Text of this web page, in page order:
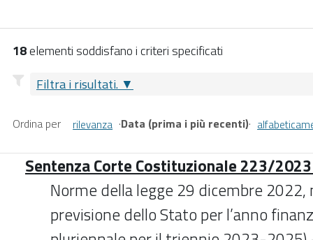
18elementi soddisfano i criteri specificati
Filtra i risultati.
Ordina per rilevanza ·Data (prima i più recenti)·
Sentenza Corte Costituzionale 223/
Norme della legge 29 dicembre 2022,
previsione dello Stato per l’anno